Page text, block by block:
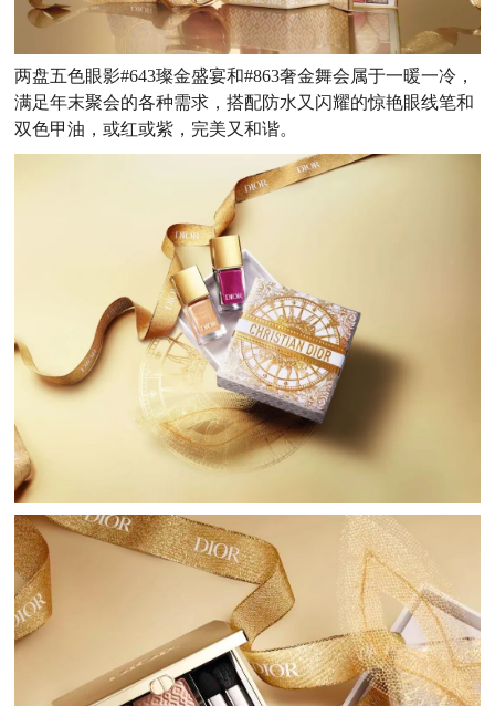
两盘五色眼影#643璨金盛宴和#863奢金舞会属于一暖一冷，
满足年末聚会的各种需求，搭配防水又闪耀的惊艳眼线笔和
双色甲油，或红或紫，完美又和谐。